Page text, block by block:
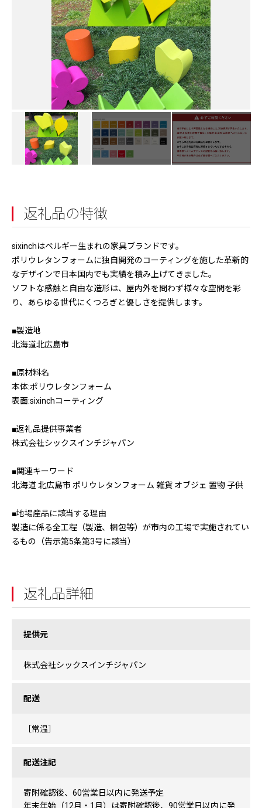
返礼品の特徴
sixinchはベルギー生まれの家具ブランドです。
ポリウレタンフォームに独自開発のコーティングを施した革新的
なデザインで日本国内でも実績を積み上げてきました。
ソフトな感触と自由な造形は、屋内外を問わず様々な空間を彩
り、あらゆる世代にくつろぎと優しさを提供します。
■製造地
北海道北広島市
■原材料名
本体:ポリウレタンフォーム
表面:sixinchコーティング
■返礼品提供事業者
株式会社シックスインチジャパン
■関連キーワード
北海道 北広島市 ポリウレタンフォーム 雑貨 オブジェ 置物 子供
■地場産品に該当する理由
製造に係る全工程（製造、梱包等）が市内の工場で実施されてい
るもの（告示第5条第3号に該当）
返礼品詳細
提供元
株式会社シックスインチジャパン
配送
［常温］
配送注記
寄附確認後、60営業日以内に発送予定
年末年始（12月・1月）は寄附確認後、90営業日以内に発